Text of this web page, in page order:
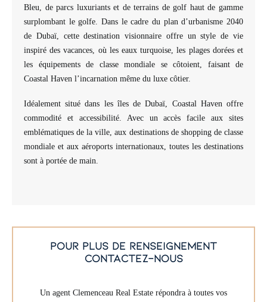
Bleu, de parcs luxuriants et de terrains de golf haut de gamme
surplombant le golfe. Dans le cadre du plan d’urbanisme 2040
de Dubaï, cette destination visionnaire offre un style de vie
inspiré des vacances, où les eaux turquoise, les plages dorées et
les équipements de classe mondiale se côtoient, faisant de
Coastal Haven l’incarnation même du luxe côtier.
Idéalement situé dans les îles de Dubaï, Coastal Haven offre
commodité et accessibilité. Avec un accès facile aux sites
emblématiques de la ville, aux destinations de shopping de classe
mondiale et aux aéroports internationaux, toutes les destinations
sont à portée de main.
pour plus de renseignement
contactez-nous
Un agent Clemenceau Real Estate répondra à toutes vos